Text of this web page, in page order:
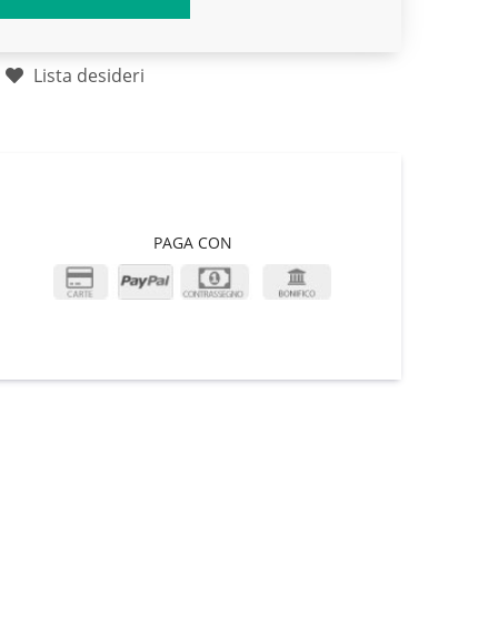
Lista desideri
PAGA CON